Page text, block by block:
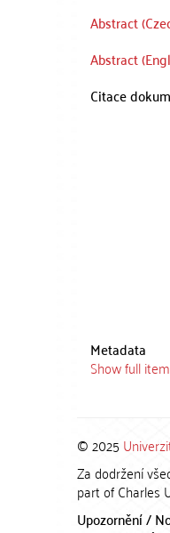
Abstract
Abstract
Citace
Metadata
Show full
© 2025
Za dodržení
part of Charles
Upozornění /